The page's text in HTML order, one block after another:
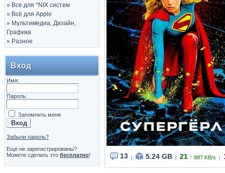
» Все для *NIX систем
» Всё для Apple
» Мультимедиа, Дизайн,
Графика
» Разное
Вход
Имя:
Пароль:
Запомнить меня
Забыли пароль?
Ещё не зарегистрированы?
Можете сделать это бесплатно! 13 5.24 GB 21 ↑ 887 KB/s